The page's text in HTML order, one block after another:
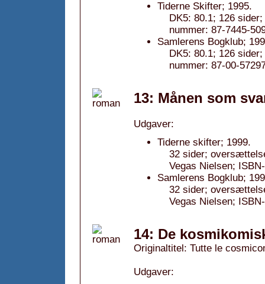
Tiderne Skifter; 1995.
DK5: 80.1; 126
nummer: 87-7445-
Samlerens Bogklub;
DK5: 80.1; 126
nummer: 87-00-
13: Månen som
Udgaver:
Tiderne skifter; 1999.
32 sider;
Vegas Nielsen;
Samlerens Bogklub;
32 sider;
Vegas Nielsen;
14: De
Originaltitel: Tutte le
Udgaver: